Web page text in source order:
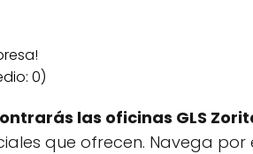
0)
las oficinas GLS
que ofrecen. Navega por